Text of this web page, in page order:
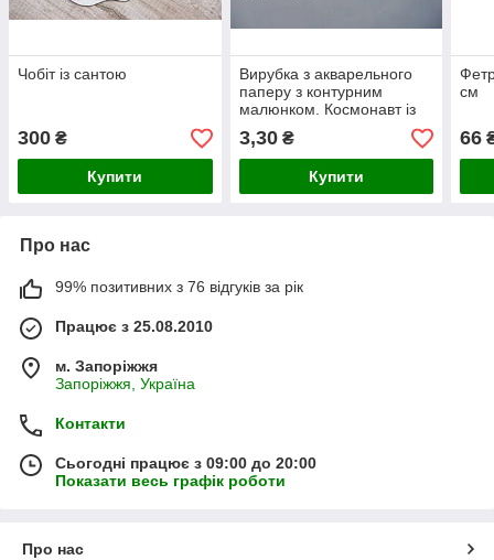
Чобіт із сантою
300 ₴
Купити
Вирубка з акварельного
паперу з контурним
малюнком. Космонавт із
ракетою, 23х35 мм
3,30₴
Купити
см
66
Про нас
99% позитивних з 76 відгуків за рік
Працює з 25.08.2010
м. Запоріжжя
Запоріжжя, Україна
Контакти
Сьогодні працює з 09:00 до 20:00
Показати весь графік роботи
Про нас